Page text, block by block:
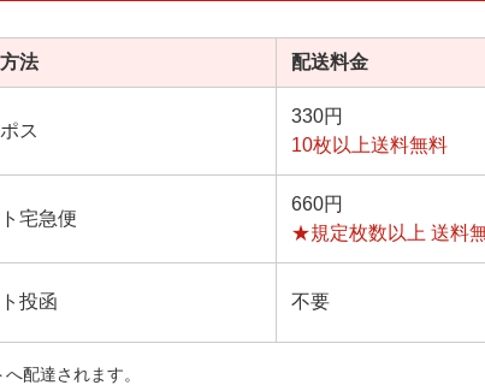
法 配送料金
ス
330円
10枚以上送料無料
宅急便
660円
★規定枚数以上 送料
投函 不要
配達されます。